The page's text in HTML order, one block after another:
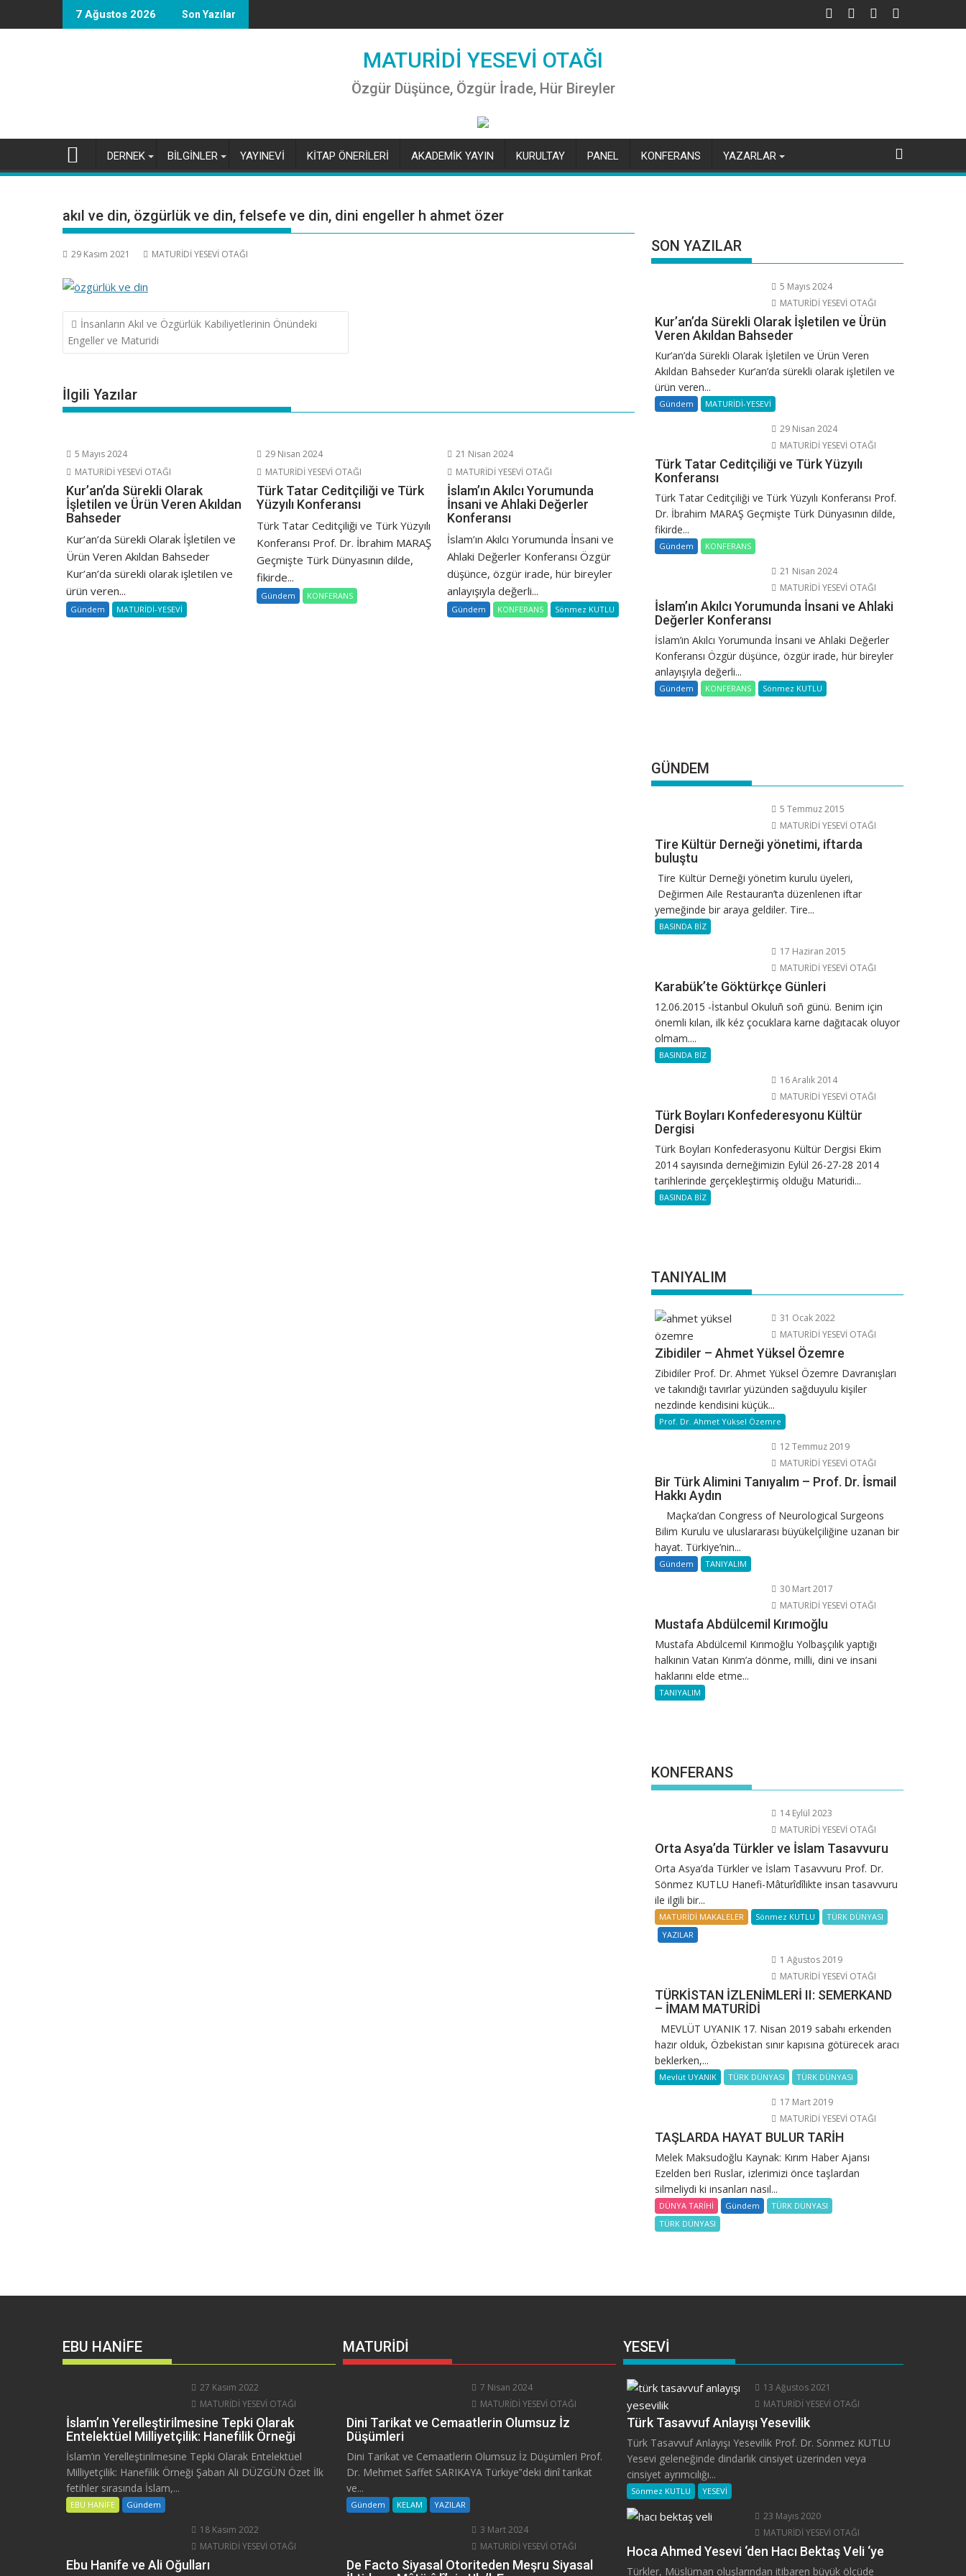
to
7 Ağustos 2026 Son Yazılar
MATURİDİ YESEVİ OTAĞI
Özgür Düşünce, Özgür İrade, Hür Bireyler
DERNEK BİLGİNLER YAYINEVİ KİTAP ÖNERİLERİ AKADEMİK YAYIN KURULTAY PANEL KONFERANS YAZARLAR
akıl ve din, özgürlük ve din, felsefe ve din, dini engeller h ahmet özer
29 Kasım 2021 MATURİDİ YESEVİ OTAĞI
Yazı
gezinmesi
İnsanların Akıl ve Özgürlük Kabiliyetlerinin Önündeki
Engeller ve Maturidi
İlgili Yazılar
5 Mayıs 2024
MATURİDİ YESEVİ OTAĞI
Kur’an’da Sürekli Olarak
İşletilen ve Ürün Veren Akıldan
Bahseder
Kur’an’da Sürekli Olarak İşletilen ve
Ürün Veren Akıldan Bahseder
Kur’an’da sürekli olarak işletilen ve
ürün veren...
Gündem MATURİDİ-YESEVİ
29 Nisan 2024
MATURİDİ YESEVİ OTAĞI
Türk Tatar Ceditçiliği ve Türk
Yüzyılı Konferansı
Türk Tatar Ceditçiliği ve Türk Yüzyılı
Konferansı Prof. Dr. İbrahim MARAŞ
Geçmişte Türk Dünyasının dilde,
fikirde...
Gündem KONFERANS
21 Nisan 2024
MATURİDİ YESEVİ OTAĞI
İslam’ın Akılcı Yorumunda
İnsani ve Ahlaki Değerler
Konferansı
İslam’ın Akılcı Yorumunda İnsani ve
Ahlaki Değerler Konferansı Özgür
düşünce, özgür irade, hür bireyler
anlayışıyla değerli...
Gündem KONFERANS Sönmez KUTLU
SON YAZILAR
5 Mayıs 2024
MATURİDİ YESEVİ OTAĞI
Kur’an’da Sürekli Olarak İşletilen ve Ürün
Veren Akıldan Bahseder
Kur’an’da Sürekli Olarak İşletilen ve Ürün Veren
Akıldan Bahseder Kur’an’da sürekli olarak işletilen ve
ürün veren...
Gündem MATURİDİ-YESEVİ
29 Nisan 2024
MATURİDİ YESEVİ OTAĞI
Türk Tatar Ceditçiliği ve Türk Yüzyılı
Konferansı
Türk Tatar Ceditçiliği ve Türk Yüzyılı Konferansı Prof.
Dr. İbrahim MARAŞ Geçmişte Türk Dünyasının dilde,
fikirde...
Gündem KONFERANS
21 Nisan 2024
MATURİDİ YESEVİ OTAĞI
İslam’ın Akılcı Yorumunda İnsani ve Ahlaki
Değerler Konferansı
İslam’ın Akılcı Yorumunda İnsani ve Ahlaki Değerler
Konferansı Özgür düşünce, özgür irade, hür bireyler
anlayışıyla değerli...
Gündem KONFERANS Sönmez KUTLU
GÜNDEM
5 Temmuz 2015
MATURİDİ YESEVİ OTAĞI
Tire Kültür Derneği yönetimi, iftarda
buluştu
Tire Kültür Derneği yönetim kurulu üyeleri,
Değirmen Aile Restauran’ta düzenlenen iftar
yemeğinde bir araya geldiler. Tire...
BASINDA BİZ
17 Haziran 2015
MATURİDİ YESEVİ OTAĞI
Karabük’te Göktürkçe Günleri
12.06.2015 -İstanbul Okuluñ soñ günü. Benim için
önemli kılan, ilk kéz çocuklara karne dağıtacak oluyor
olmam....
BASINDA BİZ
16 Aralık 2014
MATURİDİ YESEVİ OTAĞI
Türk Boyları Konfederesyonu Kültür
Dergisi
Türk Boyları Konfederasyonu Kültür Dergisi Ekim
2014 sayısında derneğimizin Eylül 26-27-28 2014
tarihlerinde gerçekleştirmiş olduğu Maturidi...
BASINDA BİZ
TANIYALIM
31 Ocak 2022
MATURİDİ YESEVİ OTAĞI
Zibidiler – Ahmet Yüksel Özemre
Zibidiler Prof. Dr. Ahmet Yüksel Özemre Davranışları
ve takındığı tavırlar yüzünden sağduyulu kişiler
nezdinde kendisini küçük...
Prof. Dr. Ahmet Yüksel Özemre
12 Temmuz 2019
MATURİDİ YESEVİ OTAĞI
Bir Türk Alimini Tanıyalım – Prof. Dr. İsmail
Hakkı Aydın
Maçka’dan Congress of Neurological Surgeons
Bilim Kurulu ve uluslararası büyükelçiliğine uzanan bir
hayat. Türkiye’nin...
Gündem TANIYALIM
30 Mart 2017
MATURİDİ YESEVİ OTAĞI
Mustafa Abdülcemil Kırımoğlu
Mustafa Abdülcemil Kırımoğlu Yolbaşçılık yaptığı
halkının Vatan Kırım’a dönme, milli, dini ve insani
haklarını elde etme...
TANIYALIM
KONFERANS
14 Eylül 2023
MATURİDİ YESEVİ OTAĞI
Orta Asya’da Türkler ve İslam Tasavvuru
Orta Asya’da Türkler ve İslam Tasavvuru Prof. Dr.
Sönmez KUTLU Hanefi-Mâturîdîlikte insan tasavvuru
ile ilgili bir...
MATURİDİ MAKALELER Sönmez KUTLU
TÜRK DÜNYASI
YAZILAR
1 Ağustos 2019
MATURİDİ YESEVİ OTAĞI
TÜRKİSTAN İZLENİMLERİ II: SEMERKAND
– İMAM MATURİDİ
MEVLÜT UYANIK 17. Nisan 2019 sabahı erkenden
hazır olduk, Özbekistan sınır kapısına götürecek aracı
beklerken,...
Mevlüt UYANIK TÜRK DÜNYASI TÜRK DÜNYASI
17 Mart 2019
MATURİDİ YESEVİ OTAĞI
TAŞLARDA HAYAT BULUR TARİH
Melek Maksudoğlu Kaynak: Kırım Haber Ajansı
Ezelden beri Ruslar, izlerimizi önce taşlardan
silmeliydi ki insanları nasıl...
DÜNYA TARİHİ Gündem
TÜRK DÜNYASI
TÜRK DÜNYASI
EBU HANİFE
27 Kasım 2022
MATURİDİ YESEVİ OTAĞI
İslam’ın Yerelleştirilmesine Tepki Olarak
Entelektüel Milliyetçilik: Hanefilik Örneği
İslam’ın Yerelleştirilmesine Tepki Olarak Entelektüel
Milliyetçilik: Hanefilik Örneği Şaban Ali DÜZGÜN Özet İlk
fetihler sırasında İslam,...
EBU HANİFE Gündem
18 Kasım 2022
MATURİDİ YESEVİ OTAĞI
Ebu Hanife ve Ali Oğulları
MATURİDİ
7 Nisan 2024
MATURİDİ YESEVİ OTAĞI
Dini Tarikat ve Cemaatlerin Olumsuz İz
Düşümleri
Dini Tarikat ve Cemaatlerin Olumsuz İz Düşümleri Prof.
Dr. Mehmet Saffet SARIKAYA Türkiye‟deki dinî tarikat
ve...
Gündem KELAM YAZILAR
3 Mart 2024
MATURİDİ YESEVİ OTAĞI
De Facto Siyasal Otoriteden Meşru Siyasal
YESEVİ
13 Ağustos 2021
MATURİDİ YESEVİ OTAĞI
Türk Tasavvuf Anlayışı Yesevilik
Türk Tasavvuf Anlayışı Yesevilik Prof. Dr. Sönmez KUTLU
Yesevi geleneğinde dindarlık cinsiyet üzerinden veya
cinsiyet ayrımcılığı...
Sönmez KUTLU YESEVİ
23 Mayıs 2020
MATURİDİ YESEVİ OTAĞI
Hoca Ahmed Yesevi ‘den Hacı Bektaş Veli ‘ye
Türkler, Müslüman oluşlarından itibaren büyük ölçüde